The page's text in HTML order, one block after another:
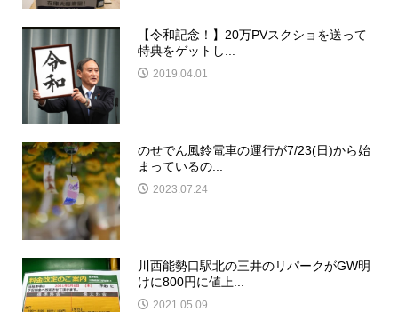
【令和記念！】20万PVスクショを送って
特典をゲットし...
2019.04.01
のせでん風鈴電車の運行が7/23(日)から始
まっているの...
2023.07.24
川西能勢口駅北の三井のリパークがGW明
けに800円に値上...
2021.05.09